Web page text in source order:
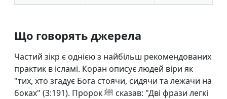
Що говорять джерела
Частий зікр є однією з найбільш рекомендованих
практик в ісламі. Коран описує людей віри як
"тих, хто згадує Бога стоячи, сидячи та лежачи на
боках" (3:191). Пророк ﷺ сказав: "Дві фрази легкі